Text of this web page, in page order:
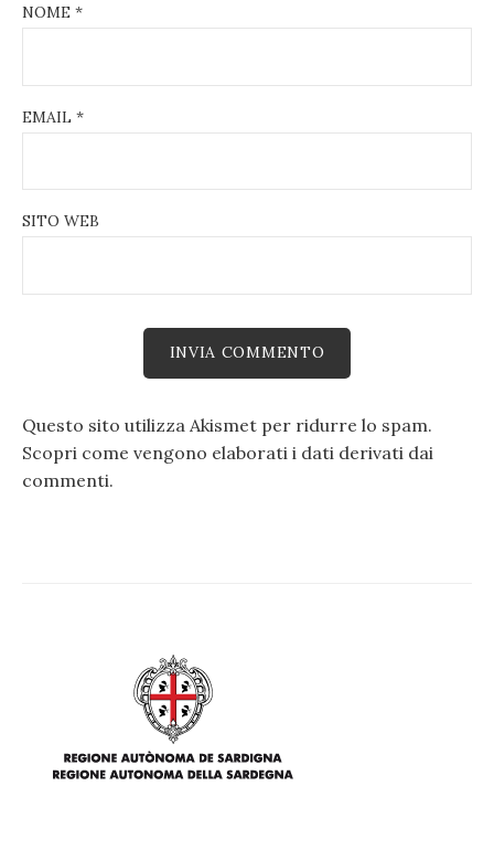
NOME *
EMAIL *
SITO WEB
Questo sito utilizza Akismet per ridurre lo spam.
Scopri come vengono elaborati i dati derivati dai
commenti.